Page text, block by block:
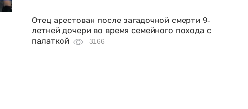
Отец арестован после загадочной смерти 9-
летней дочери во время семейного похода с
палаткой
3166